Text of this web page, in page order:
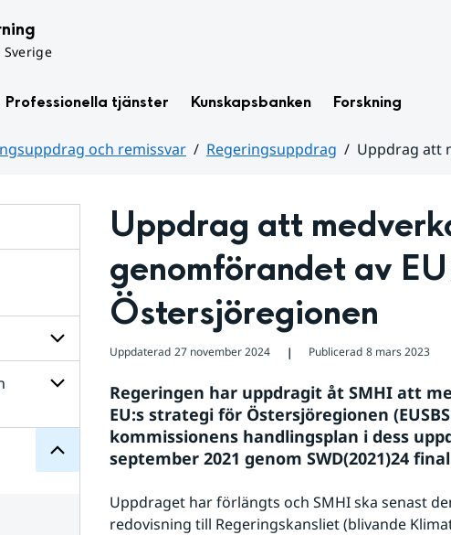
Sverige
Professionella tjänster Kunskapsbanken Forskning
och remissvar Regeringsuppdrag
Uppdrag att
Undersidor
organisation
Undersidor
för
Samverkan
internationellt
för
remissvar
Uppdrag att
genomförandet av
Östersjöregionen
Uppdaterad 27 november 2024 ❘ Publicerad 8 mars 2023
Regeringen har uppdragit åt SMHI att
EU:s strategi för Östersjöregionen
kommissionens handlingsplan i dess
september 2021 genom SWD(2021)24
Uppdraget har förlängts och SMHI ska senast
redovisning till Regeringskansliet (blivande